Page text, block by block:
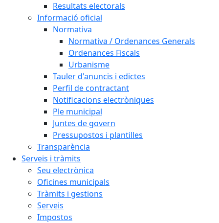
Resultats electorals
Informació oficial
Normativa
Normativa / Ordenances Generals
Ordenances Fiscals
Urbanisme
Tauler d'anuncis i edictes
Perfil de contractant
Notificacions electròniques
Ple municipal
Juntes de govern
Pressupostos i plantilles
Transparència
Serveis i tràmits
Seu electrònica
Oficines municipals
Tràmits i gestions
Serveis
Impostos